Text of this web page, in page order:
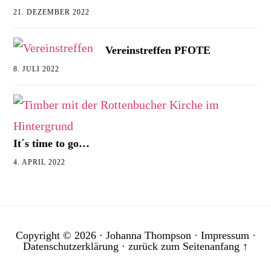
21. DEZEMBER 2022
Vereinstreffen PFOTE
8. JULI 2022
It´s time to go…
4. APRIL 2022
Copyright © 2026 · Johanna Thompson · Impressum ·
Datenschutzerklärung · zurück zum Seitenanfang ↑